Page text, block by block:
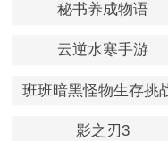
秘书养成物语
云逆水寒手游
班班暗黑怪物生存挑
影之刃3